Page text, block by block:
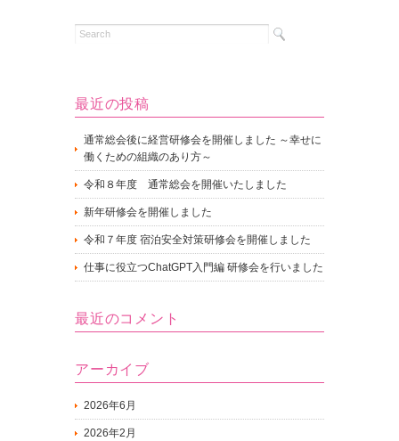
最近の投稿
通常総会後に経営研修会を開催しました ～幸せに
働くための組織のあり方～
令和８年度 通常総会を開催いたしました
新年研修会を開催しました
令和７年度 宿泊安全対策研修会を開催しました
仕事に役立つChatGPT入門編 研修会を行いました
最近のコメント
アーカイブ
2026年6月
2026年2月